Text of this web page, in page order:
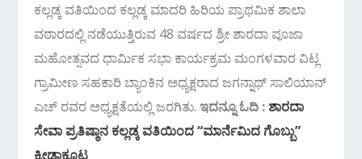
ಕಲ್ಲಡ್ಕ ವತಿಯಿಂದ ಕಲ್ಲಡ್ಕ ಮಾದರಿ ಹಿರಿಯ ಪ್ರಾಥಮಿಕ ಶಾಲಾ
ವಠಾರದಲ್ಲಿ ನಡೆಯುತ್ತಿರುವ 48 ವರ್ಷದ ಶ್ರೀ ಶಾರದಾ ಪೂಜಾ
ಮಹೋತ್ಸವದ ಧಾರ್ಮಿಕ ಸಭಾ ಕಾರ್ಯಕ್ರಮ ಮಂಗಳವಾರ ವಿಟ್ಲ
ಗ್ರಾಮೀಣ ಸಹಕಾರಿ ಬ್ಯಾಂಕಿನ ಅಧ್ಯಕ್ಷರಾದ ಜಗನ್ನಾಥ್ ಸಾಲಿಯಾನ್
ಎಚ್ ರವರ ಅಧ್ಯಕ್ಷತೆಯಲ್ಲಿ ಜರಗಿತು. ಇದನ್ನೂ ಓದಿ : ಶಾರದಾ
ಸೇವಾ ಪ್ರತಿಷ್ಠಾನ ಕಲ್ಲಡ್ಕ ವತಿಯಿಂದ “ಮಾರ್ನೆಮಿದ ಗೊಬ್ಬು”
ಕ್ರೀಡಾಕೂಟ